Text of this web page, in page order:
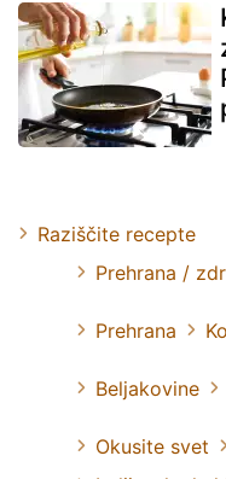
Raziščite recepte
Prehrana /
Prehrana
Beljakovine
Okusite svet